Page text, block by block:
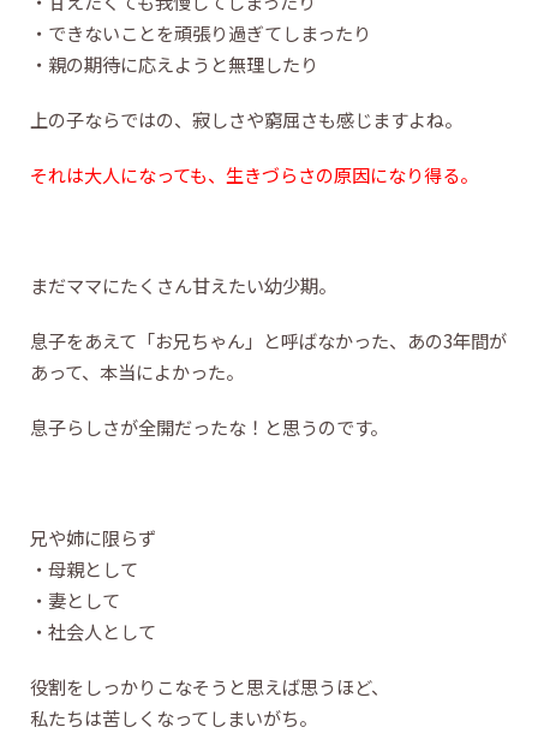
・できないことを頑張り過ぎてしまったり
・親の期待に応えようと無理したり
上の子ならではの、寂しさや窮屈さも感じますよね。
それは大人になっても、生きづらさの原因になり得る。
まだママにたくさん甘えたい幼少期。
息子をあえて「お兄ちゃん」と呼ばなかった、あの3年間が
あって、本当によかった。
息子らしさが全開だったな！と思うのです。
兄や姉に限らず
・母親として
・妻として
・社会人として
役割をしっかりこなそうと思えば思うほど、
私たちは苦しくなってしまいがち。